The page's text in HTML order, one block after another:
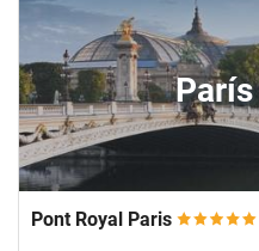
París
Pont Royal Paris